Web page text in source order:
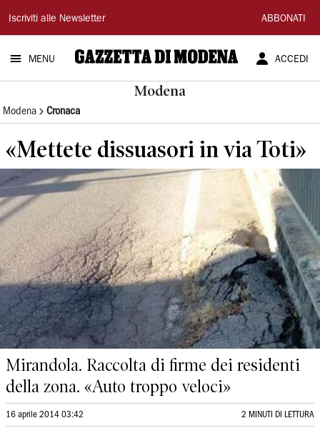
Gazzetta
di
Modena
Iscriviti alle Newsletter ABBONATI
MENU ACCEDI
Modena
Modena Cronaca
«Mettete dissuasori in via Toti»
Mirandola. Raccolta di firme dei residenti
della zona. «Auto troppo veloci»
16 aprile 2014 03:42 2 MINUTI DI LETTURA